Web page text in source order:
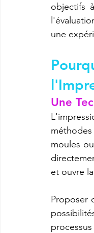
objectifs
une
Une
moules
et ouvre
Proposer